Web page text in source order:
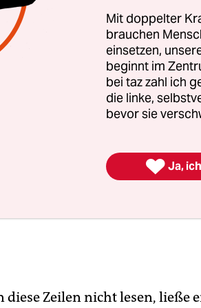
Arbeit von (La) Horde.
diese Zeilen nicht lesen,
Mit doppelter
brauchen
einsetzen,
beginnt im
bei taz zahl ich
die linke,
bevor sie
 Ja,